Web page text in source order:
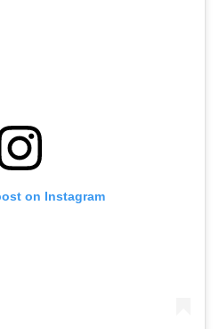
on Instagram